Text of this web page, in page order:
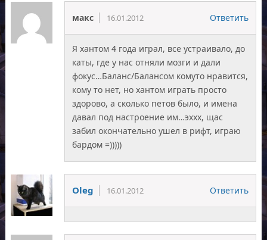
макс 16.01.2012 Ответить
Я хантом 4 года играл, все устраивало, до
каты, где у нас отняли мозги и дали
фокус…Баланс/Балансом комуто нравится,
кому то нет, но хантом играть просто
здорово, а сколько петов было, и имена
давал под настроение им…эххх, щас
забил окончательно ушел в рифт, играю
бардом =)))))
Oleg 16.01.2012 Ответить